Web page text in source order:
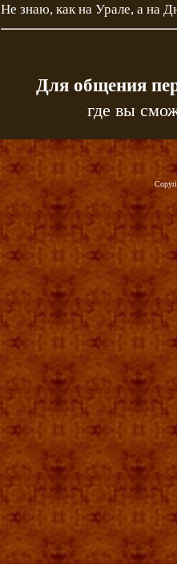
Не знаю, как на Урале, а на
Для общения
где вы